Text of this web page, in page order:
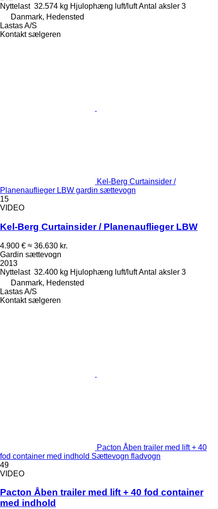
Nyttelast 32.574 kg Hjulophæng luft/luftAntal aksler 3
Danmark, Hedensted
Lastas A/S
Kontakt sælgeren
Kel-Berg Curtainsider /
Planenauflieger LBW gardin sættevogn
15
VIDEO
Kel-Berg Curtainsider / Planenauflieger LBW
4.900 € ≈ 36.630 kr.
Gardin sættevogn
2013
Nyttelast 32.400 kg Hjulophæng luft/luftAntal aksler 3
Danmark, Hedensted
Lastas A/S
Kontakt sælgeren
Pacton Åben trailer med lift + 40
fod container med indhold Sættevogn fladvogn
49
VIDEO
Pacton Åben trailer med lift + 40 fod container
med indhold